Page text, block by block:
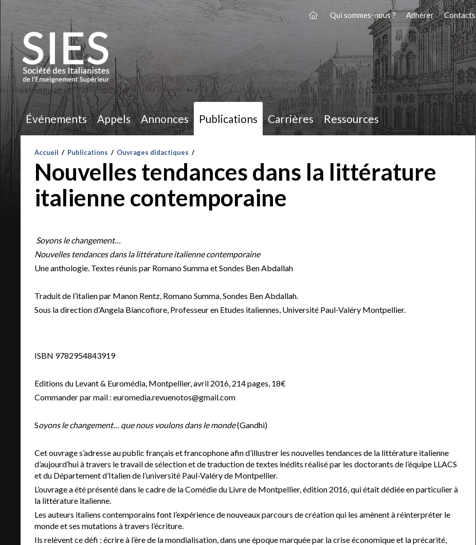
Qui sommes-nous ? Adhérer Contacts
Événements Appels Annonces Publications Carrières Ressources
Accueil / Publications / Ouvrages didactiques /
Nouvelles tendances dans la littérature
italienne contemporaine
Soyons le changement…
Nouvelles tendances dans la littérature italienne contemporaine
Une anthologie. Textes réunis par Romano Summa et Sondes Ben Abdallah
Traduit de l’italien par Manon Rentz, Romano Summa, Sondes Ben Abdallah.
Sous la direction d’Angela Biancofiore, Professeur en Etudes italiennes, Université Paul-Valéry Montpellier.
ISBN 9782954843919
Editions du Levant & Euromédia, Montpellier, avril 2016, 214 pages, 18€
Commander par mail : euromedia.revuenotos@gmail.com
Soyons le changement… que nous voulons dans le monde(Gandhi)
Cet ouvrage s’adresse au public français et francophone afin d’illustrer les nouvelles tendances de la littérature italienne
d’aujourd’hui à travers le travail de sélection et de traduction de textes inédits réalisé par les doctorants de l’équipe LLACS
et du Département d’Italien de l’université Paul-Valéry de Montpellier.
L’ouvrage a été présenté dans le cadre de la Comédie du Livre de Montpellier, édition 2016, qui était dédiée en particulier à
la littérature italienne.
Les auteurs italiens contemporains font l’expérience de nouveaux parcours de création qui les amènent à réinterpréter le
monde et ses mutations à travers l’écriture.
Ils relèvent ce défi : écrire à l’ère de la mondialisation, dans une époque marquée par la crise économique et la précarité,